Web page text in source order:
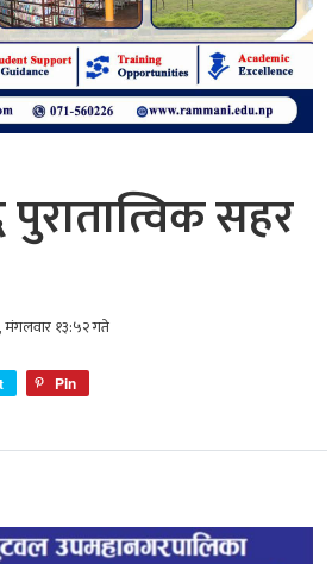
पुरातात्विक सहर
मंगलवार १३:५२ गते
Pin